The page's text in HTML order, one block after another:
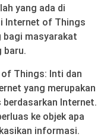
yang ada di
Internet of Things
bagi masyarakat
baru.
Things: Inti dan
yang merupakan
Internet.
ke objek apa
informasi.